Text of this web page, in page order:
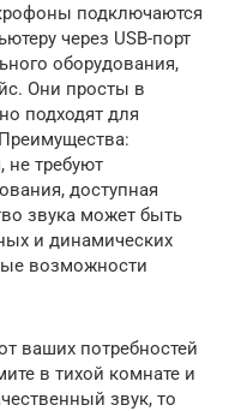
подключаются
через USB-порт
оборудования,
Они просты в
подходят для
не требуют
доступная
звука может быть
и динамических
возможности
ваших потребностей
в тихой комнате и
звук, то